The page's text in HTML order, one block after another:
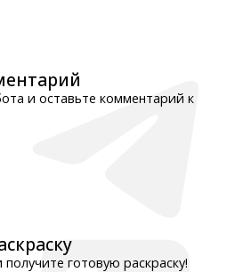
и оставьте комментарий к
готовую раскраску!